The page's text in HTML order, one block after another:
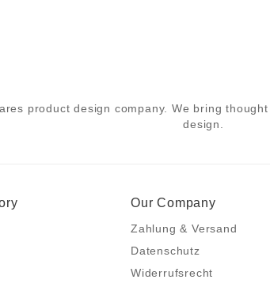
product design company. We bring
design.
Our Company
Zahlung & Versand
Datenschutz
Widerrufsrecht